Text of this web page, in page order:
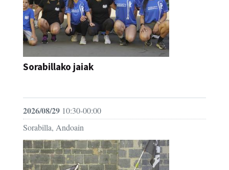
Sorabillako jaiak
2026/08/29 10:30-00:00
Sorabilla, Andoain